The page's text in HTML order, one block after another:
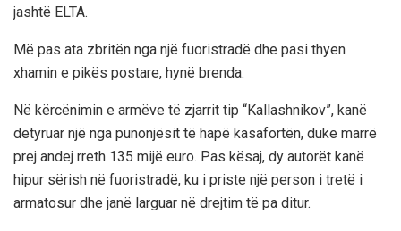
jashtë ELTA.
Më pas ata zbritën nga një fuoristradë dhe pasi thyen
xhamin e pikës postare, hynë brenda.
Në kërcënimin e armëve të zjarrit tip “Kallashnikov”, kanë
detyruar një nga punonjësit të hapë kasafortën, duke marrë
prej andej rreth 135 mijë euro. Pas kësaj, dy autorët kanë
hipur sërish në fuoristradë, ku i priste një person i tretë i
armatosur dhe janë larguar në drejtim të pa ditur.